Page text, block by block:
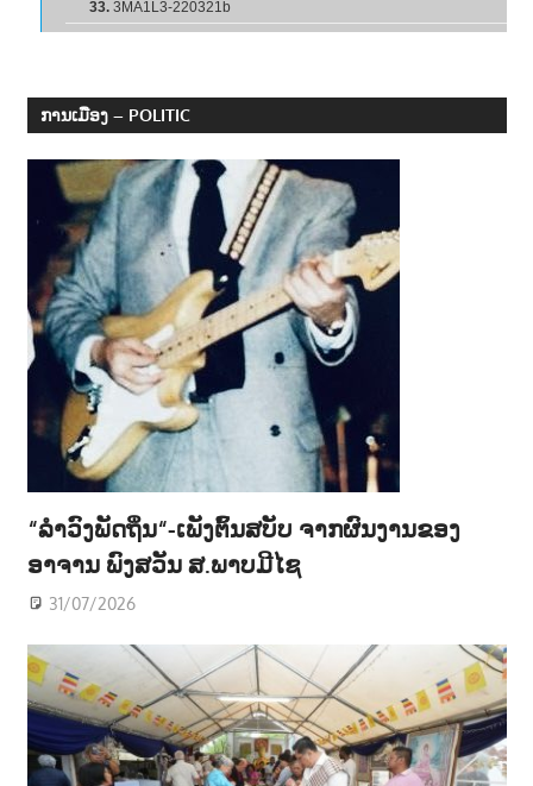
ການເມືອງ – POLITIC
“ລຳວົງພັດຖິ່ນ“-ເພັງຕົ້ນສບັບ ຈາກຜົນງານຂອງ
ອາຈານ ພົງສວັນ ສ.ພາບມີໄຊ
31/07/2026